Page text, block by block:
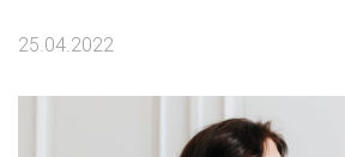
25.04.2022